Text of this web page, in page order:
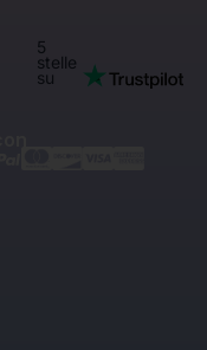
5
stelle
su